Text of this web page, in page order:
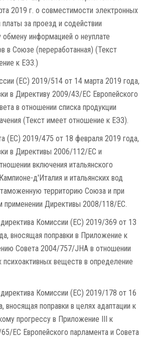
2019 г. о совместимости электронных
за проезд и содействии
обмену информацией о неуплате
в Союзе (переработанная) (Текст
к ЕЭЗ.)
(ЕС) 2019/514 от 14 марта 2019 года,
в Директиву 2009/43/EC Европейского
в отношении списка продукции
(Текст имеет отношение к ЕЭЗ).
(ЕС) 2019/475 от 18 февраля 2019 года,
в Директивы 2006/112/EC и
включения итальянского
д'Италия и итальянских вод
территорию Союза и при
применении Директивы 2008/118/EC.
Комиссии (ЕС) 2019/369 от 13
вносящая поправки в Приложение к
Совета 2004/757/JHA в отношении
психоактивных веществ в определение
Комиссии (ЕС) 2019/178 от 16
вносящая поправки в целях адаптации к
прогрессу в Приложение III к
ЕС Европейского парламента и Совета